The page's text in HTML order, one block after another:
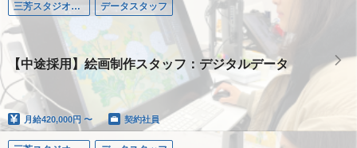
三芳スタジオ（埼玉） データスタッフ
【中途採用】絵画制作スタッフ：デジタルデータ
月給420,000円 〜 契約社員